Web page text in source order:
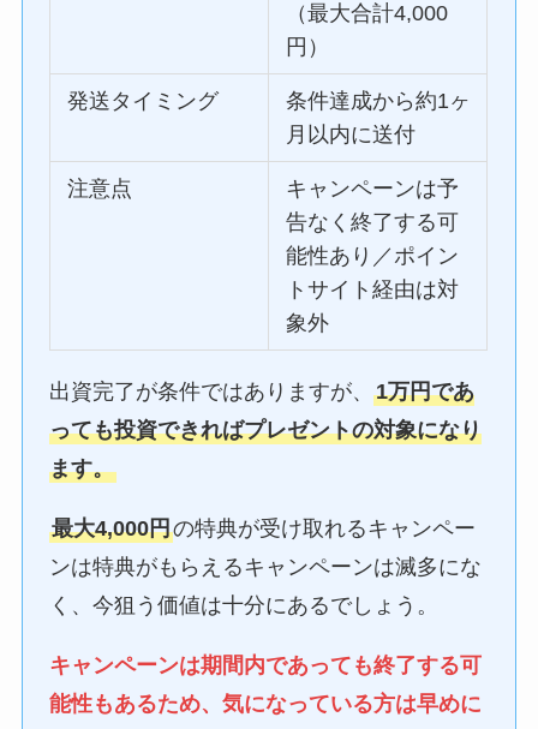
（最大合計4,000
円）
発送タイミング
条件達成から約1ヶ
月以内に送付
注意点
キャンペーンは予
告なく終了する可
能性あり／ポイン
トサイト経由は対
象外
出資完了が条件ではありますが、1万円であ
っても投資できればプレゼントの対象になり
ます。
最大4,000円の特典が受け取れるキャンペー
ンは特典がもらえるキャンペーンは滅多にな
く、今狙う価値は十分にあるでしょう。
キャンペーンは期間内であっても終了する可
能性もあるため、気になっている方は早めに